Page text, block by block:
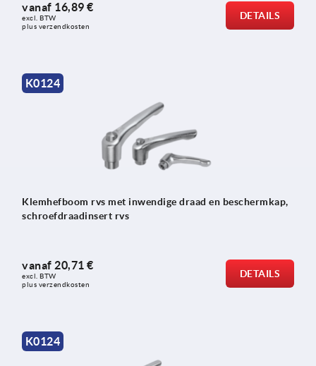
vanaf 16,89 €
excl. BTW
plus verzendkosten
DETAILS
K0124
Klemhefboom rvs met inwendige draad en beschermkap,
schroefdraadinsert rvs
vanaf 20,71 €
excl. BTW
plus verzendkosten
DETAILS
K0124